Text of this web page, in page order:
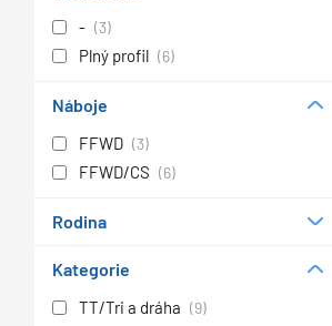
- (3)
Plný profil (6)
Náboje
FFWD (3)
FFWD/CS (6)
Rodina
Kategorie
TT/Tri a dráha (9)